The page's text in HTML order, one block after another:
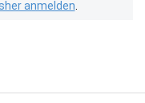
anmelden